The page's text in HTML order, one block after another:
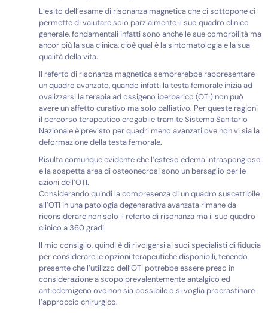
L’esito dell’esame di risonanza magnetica che ci sottopone ci
permette di valutare solo parzialmente il suo quadro clinico
generale, fondamentali infatti sono anche le sue comorbilità ma
ancor più la sua clinica, cioè qual è la sintomatologia e la sua
qualità della vita.
Il referto di risonanza magnetica sembrerebbe rappresentare
un quadro avanzato, quando infatti la testa femorale inizia ad
ovalizzarsi la terapia ad ossigeno iperbarico (OTI) non può
avere un affetto curativo ma solo palliativo. Per queste ragioni
il percorso terapeutico erogabile tramite Sistema Sanitario
Nazionale è previsto per quadri meno avanzati ove non vi sia la
deformazione della testa femorale.
Risulta comunque evidente che l’esteso edema intraspongioso
e la sospetta area di osteonecrosi sono un bersaglio per le
azioni dell’OTI.
Considerando quindi la compresenza di un quadro suscettibile
all’OTI in una patologia degenerativa avanzata rimane da
riconsiderare non solo il referto di risonanza ma il suo quadro
clinico a 360 gradi.
Il mio consiglio, quindi è di rivolgersi ai suoi specialisti di fiducia
per considerare le opzioni terapeutiche disponibili, tenendo
presente che l’utilizzo dell’OTI potrebbe essere preso in
considerazione a scopo prevalentemente antalgico ed
antiedemigeno ove non sia possibile o si voglia procrastinare
l’approccio chirurgico.